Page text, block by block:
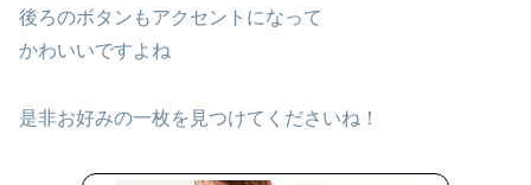
後ろのボタンもアクセントになって
かわいいですよね
是非お好みの一枚を見つけてくださいね！